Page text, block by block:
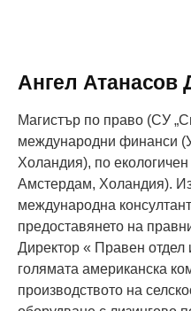
Ангел Атанасов
Магистър по право (CУ
международни финанси
Холандия), по
Амстердам, Холандия).
международна
предоставянето на
Директор « Правен отдел
голямата американска
производството на